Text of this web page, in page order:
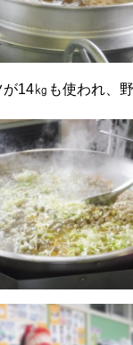
14㎏も使われ、